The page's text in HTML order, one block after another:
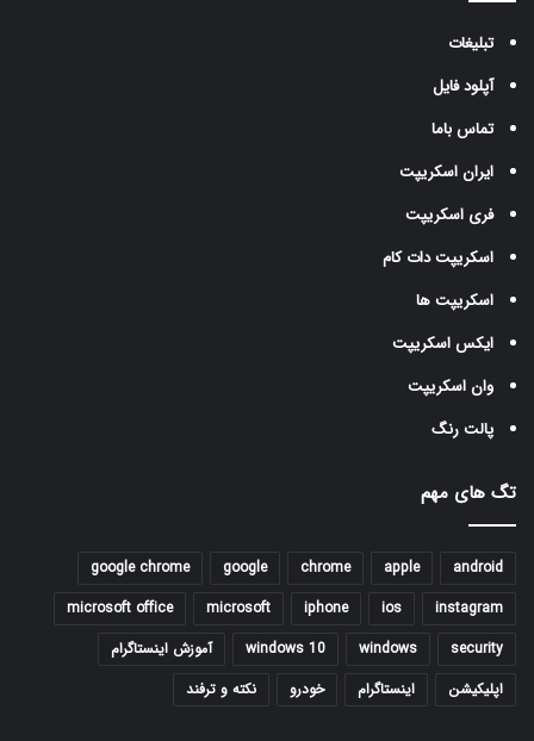
تبلیغات
آپلود فایل
تماس باما
ایران اسکریپت
فری اسکریپت
اسکریپت دات کام
اسکریپت ها
ایکس اسکریپت
وان اسکریپت
پالت رنگ
تگ های مهم
android
apple
chrome
google
google chrome
instagram
ios
iphone
microsoft
microsoft office
security
windows
windows 10
آموزش اینستاگرام
اپلیکیشن
اینستاگرام خودرو نکته و ترفند